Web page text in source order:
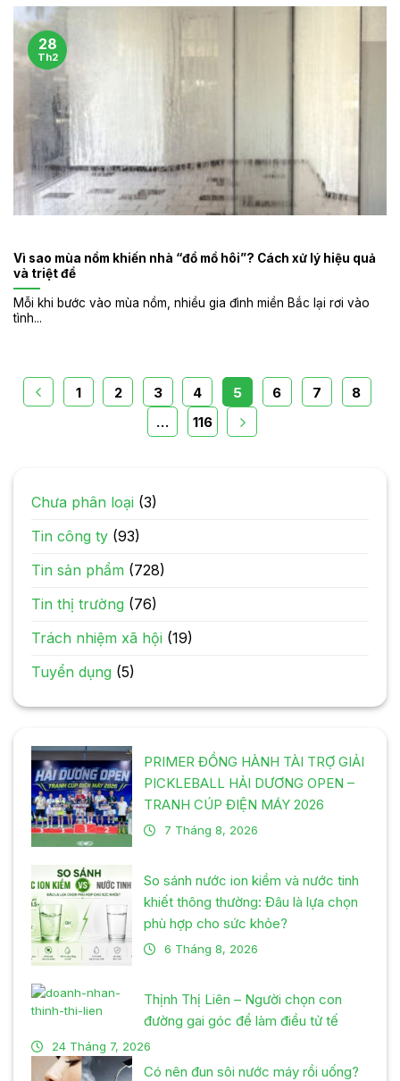
Vì sao mùa nồm khiến nhà “đổ mồ hôi”? Cách xử lý hiệu quả
và triệt để
Mỗi khi bước vào mùa nồm, nhiều gia đình miền Bắc lại rơi vào
tình...
28
Th2
1 2 3 4 5 6 7
8
…
116
Chưa phân loại (3)
Tin công ty (93)
Tin sản phẩm (728)
Tin thị trường (76)
Trách nhiệm xã hội (19)
Tuyển dụng (5)
PRIMER ĐỒNG HÀNH TÀI TRỢ GIẢI
PICKLEBALL HẢI DƯƠNG OPEN –
TRANH CÚP ĐIỆN MÁY 2026
7 Tháng 8, 2026
So sánh nước ion kiềm và nước tinh
khiết thông thường: Đâu là lựa chọn
phù hợp cho sức khỏe?
6 Tháng 8, 2026
Thịnh Thị Liên – Người chọn con
đường gai góc để làm điều tử tế
24 Tháng 7, 2026
Có nên đun sôi nước máy rồi uống?